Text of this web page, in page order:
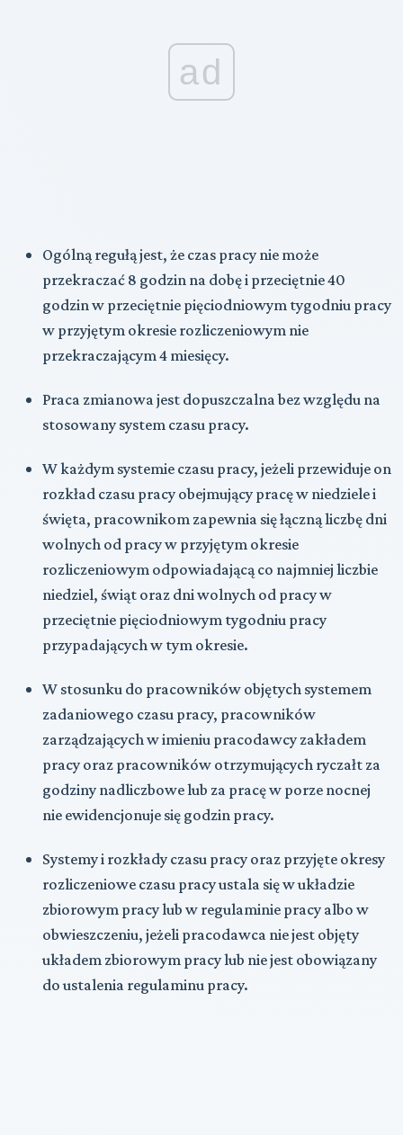
ad
Ogólną regułą jest, że czas pracy nie może
przekraczać 8 godzin na dobę i przeciętnie 40
godzin w przeciętnie pięciodniowym tygodniu pracy
w przyjętym okresie rozliczeniowym nie
przekraczającym 4 miesięcy.
Praca zmianowa jest dopuszczalna bez względu na
stosowany system czasu pracy.
W każdym systemie czasu pracy, jeżeli przewiduje on
rozkład czasu pracy obejmujący pracę w niedziele i
święta, pracownikom zapewnia się łączną liczbę dni
wolnych od pracy w przyjętym okresie
rozliczeniowym odpowiadającą co najmniej liczbie
niedziel, świąt oraz dni wolnych od pracy w
przeciętnie pięciodniowym tygodniu pracy
przypadających w tym okresie.
W stosunku do pracowników objętych systemem
zadaniowego czasu pracy, pracowników
zarządzających w imieniu pracodawcy zakładem
pracy oraz pracowników otrzymujących ryczałt za
godziny nadliczbowe lub za pracę w porze nocnej
nie ewidencjonuje się godzin pracy.
Systemy i rozkłady czasu pracy oraz przyjęte okresy
rozliczeniowe czasu pracy ustala się w układzie
zbiorowym pracy lub w regulaminie pracy albo w
obwieszczeniu, jeżeli pracodawca nie jest objęty
układem zbiorowym pracy lub nie jest obowiązany
do ustalenia regulaminu pracy.